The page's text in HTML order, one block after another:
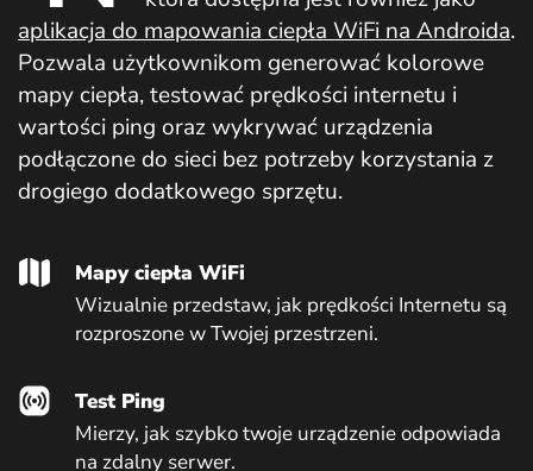
aplikacja do mapowania ciepła WiFi na Androida.
Pozwala użytkownikom generować kolorowe
mapy ciepła, testować prędkości internetu i
wartości ping oraz wykrywać urządzenia
podłączone do sieci bez potrzeby korzystania z
drogiego dodatkowego sprzętu.
Mapy ciepła WiFi
Wizualnie przedstaw, jak prędkości Internetu są
rozproszone w Twojej przestrzeni.
Test Ping
Mierzy, jak szybko twoje urządzenie odpowiada
na zdalny serwer.